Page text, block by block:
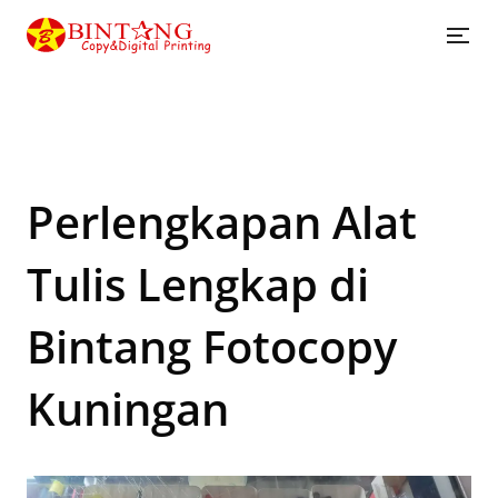
Perlengkapan Alat
Tulis Lengkap di
Bintang Fotocopy
Kuningan